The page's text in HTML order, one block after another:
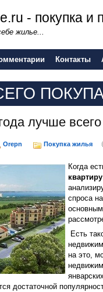
- покупка и
жилье...
Контакты
лучше
Orepn Покупка жилья
Когда
квартиру
спроса
Есть
на это,
достаточной